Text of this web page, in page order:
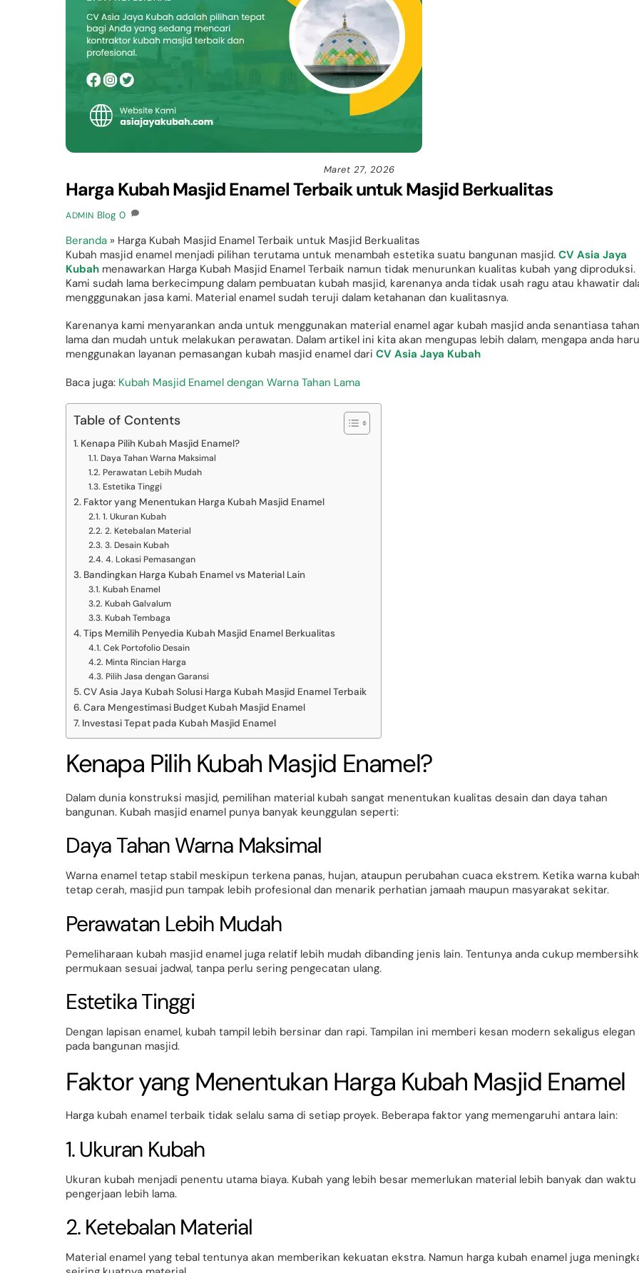
Maret 27, 2026
Harga Kubah Masjid Enamel Terbaik untuk Masjid Berkualitas
ADMIN Blog 0
Beranda » Harga Kubah Masjid Enamel Terbaik untuk Masjid Berkualitas
Kubah masjid enamel menjadi pilihan terutama untuk menambah estetika suatu bangunan masjid. CV Asia Jaya
Kubah menawarkan Harga Kubah Masjid Enamel Terbaik namun tidak menurunkan kualitas kubah yang diproduksi.
Kami sudah lama berkecimpung dalam pembuatan kubah masjid, karenanya anda tidak usah ragu atau khawatir
mengggunakan jasa kami. Material enamel sudah teruji dalam ketahanan dan kualitasnya.
Karenanya kami menyarankan anda untuk menggunakan material enamel agar kubah masjid anda senantiasa tahan
lama dan mudah untuk melakukan perawatan. Dalam artikel ini kita akan mengupas lebih dalam, mengapa anda
menggunakan layanan pemasangan kubah masjid enamel dari CV Asia Jaya Kubah
Baca juga: Kubah Masjid Enamel dengan Warna Tahan Lama
Table of Contents
Kenapa Pilih Kubah Masjid Enamel?
Daya Tahan Warna Maksimal
Perawatan Lebih Mudah
Estetika Tinggi
Faktor yang Menentukan Harga Kubah Masjid Enamel
1. Ukuran Kubah
2. Ketebalan Material
3. Desain Kubah
4. Lokasi Pemasangan
Bandingkan Harga Kubah Enamel vs Material Lain
Kubah Enamel
Kubah Galvalum
Kubah Tembaga
Tips Memilih Penyedia Kubah Masjid Enamel Berkualitas
Cek Portofolio Desain
Minta Rincian Harga
Pilih Jasa dengan Garansi
CV Asia Jaya Kubah Solusi Harga Kubah Masjid Enamel Terbaik
Cara Mengestimasi Budget Kubah Masjid Enamel
Investasi Tepat pada Kubah Masjid Enamel
Kenapa Pilih Kubah Masjid Enamel?
Dalam dunia konstruksi masjid, pemilihan material kubah sangat menentukan kualitas desain dan daya tahan
bangunan. Kubah masjid enamel punya banyak keunggulan seperti:
Daya Tahan Warna Maksimal
Warna enamel tetap stabil meskipun terkena panas, hujan, ataupun perubahan cuaca ekstrem. Ketika warna
tetap cerah, masjid pun tampak lebih profesional dan menarik perhatian jamaah maupun masyarakat sekitar.
Perawatan Lebih Mudah
Pemeliharaan kubah masjid enamel juga relatif lebih mudah dibanding jenis lain. Tentunya anda cukup
permukaan sesuai jadwal, tanpa perlu sering pengecatan ulang.
Estetika Tinggi
Dengan lapisan enamel, kubah tampil lebih bersinar dan rapi. Tampilan ini memberi kesan modern sekaligus elegan
pada bangunan masjid.
Faktor yang Menentukan Harga Kubah Masjid Enamel
Harga kubah enamel terbaik tidak selalu sama di setiap proyek. Beberapa faktor yang memengaruhi antara lain:
1. Ukuran Kubah
Ukuran kubah menjadi penentu utama biaya. Kubah yang lebih besar memerlukan material lebih banyak dan waktu
pengerjaan lebih lama.
2. Ketebalan Material
Material enamel yang tebal tentunya akan memberikan kekuatan ekstra. Namun harga kubah enamel juga